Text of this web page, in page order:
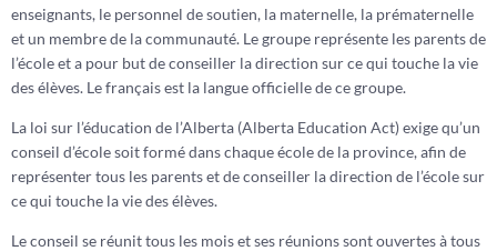
enseignants, le personnel de soutien, la maternelle, la prématernelle
et un membre de la communauté. Le groupe représente les parents de
l’école et a pour but de conseiller la direction sur ce qui touche la vie
des élèves. Le français est la langue officielle de ce groupe.
La loi sur l’éducation de l’Alberta (Alberta Education Act) exige qu’un
conseil d’école soit formé dans chaque école de la province, afin de
représenter tous les parents et de conseiller la direction de l’école sur
ce qui touche la vie des élèves.
Le conseil se réunit tous les mois et ses réunions sont ouvertes à tous